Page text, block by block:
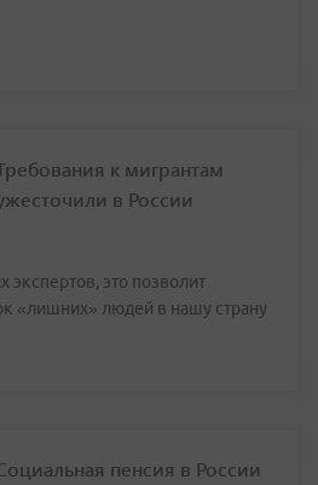
к мигрантам
в России
это позволит
«лишних» людей в нашу страну
пенсия в России